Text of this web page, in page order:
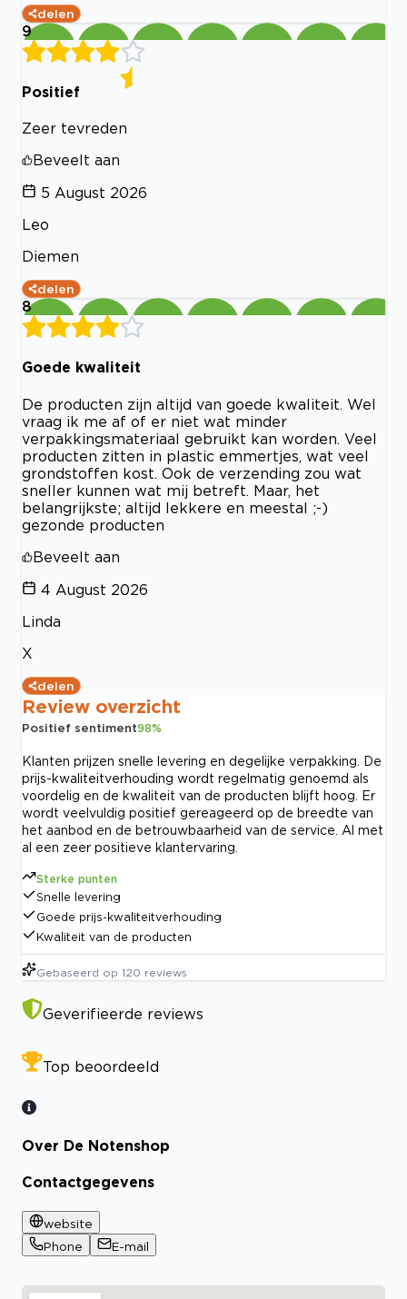
delen
9
Positief
Zeer tevreden
Beveelt aan
5 August 2026
Leo
Diemen
delen
8
Goede kwaliteit
De producten zijn altijd van goede kwaliteit. Wel
vraag ik me af of er niet wat minder
verpakkingsmateriaal gebruikt kan worden. Veel
producten zitten in plastic emmertjes, wat veel
grondstoffen kost. Ook de verzending zou wat
sneller kunnen wat mij betreft. Maar, het
belangrijkste; altijd lekkere en meestal ;-)
gezonde producten
Beveelt aan
4 August 2026
Linda
X
delen
Review overzicht
Positief sentiment98%
Klanten prijzen snelle levering en degelijke verpakking. De
prijs-kwaliteitverhouding wordt regelmatig genoemd als
voordelig en de kwaliteit van de producten blijft hoog. Er
wordt veelvuldig positief gereageerd op de breedte van
het aanbod en de betrouwbaarheid van de service. Al met
al een zeer positieve klantervaring.
Sterke punten
Snelle levering
Goede prijs-kwaliteitverhouding
Kwaliteit van de producten
Gebaseerd op 120 reviews
Geverifieerde reviews
Top beoordeeld
Over De Notenshop
Contactgegevens
website
Phone
E-mail